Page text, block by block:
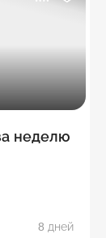
неделю
8 дней